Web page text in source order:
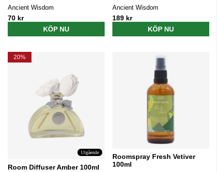
Ancient Wisdom
70 kr
KÖP NU
Ancient Wisdom
189 kr
KÖP NU
20%
Utgående
Room Diffuser Amber 100ml
Roomspray Fresh Vetiver
100ml